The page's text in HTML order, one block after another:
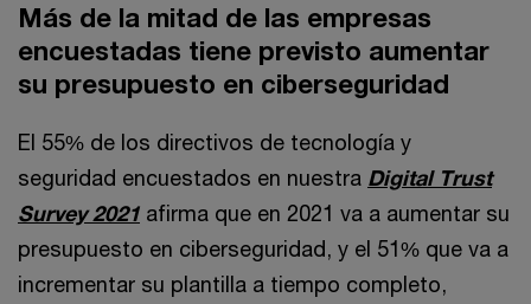
Más de la mitad de las empresas
encuestadas tiene previsto aumentar
su presupuesto en ciberseguridad
El 55% de los directivos de tecnología y
seguridad encuestados en nuestra Digital Trust
Survey 2021 afirma que en 2021 va a aumentar su
presupuesto en ciberseguridad, y el 51% que va a
incrementar su plantilla a tiempo completo,